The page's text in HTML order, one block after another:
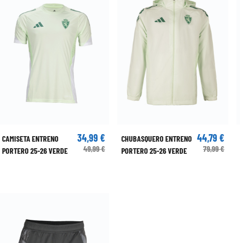
CAMISETA ENTRENO
PORTERO 25-26 VERDE
34,99 €
49,99 €
CHUBASQUERO ENTRENO
PORTERO 25-26 VERDE
44,79 €
79,99 €